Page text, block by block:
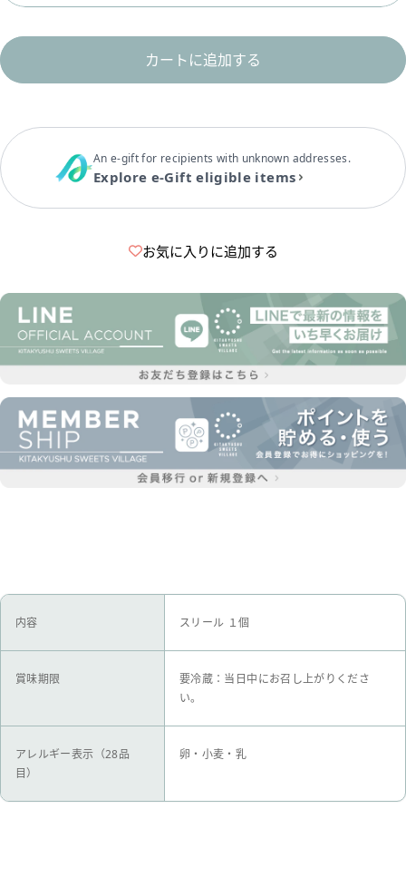
カートに追加する
An e-gift for recipients with unknown addresses.
Explore e-Gift eligible items
お気に入りに追加する
内容 スリール １個
賞味期限
要冷蔵：当日中にお召し上がりくださ
い。
アレルギー表示（28品
目）
卵・小麦・乳